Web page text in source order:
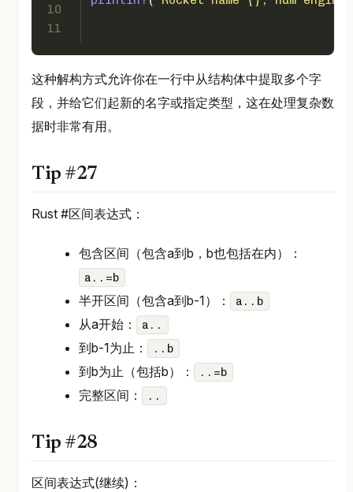
10
11
这种解构方式允许你在一行中从结构体中提取多个字
段，并给它们起新的名字或指定类型，这在处理复杂数
据时非常有用。
Tip #27
Rust #区间表达式：
包含区间（包含a到b，b也包括在内）：
a..=b
半开区间（包含a到b-1）： a..b
从a开始： a..
到b-1为止： ..b
到b为止（包括b）： ..=b
完整区间： ..
Tip #28
区间表达式(继续)：